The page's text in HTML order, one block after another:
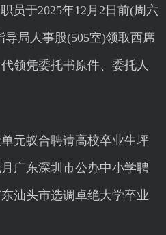
员于2025年12月2日前(周六
导局人事股(505室)领取西席
领凭委托书原件、委托人
元蚁合聘请高校卒业生坪
广东深圳市公办中小学聘
汕头市选调卓绝大学卒业